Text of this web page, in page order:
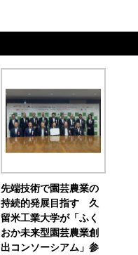
先端技術で園芸農業の
持続的発展目指す 久
留米工業大学が「ふく
おか未来型園芸農業創
出コンソーシアム」参